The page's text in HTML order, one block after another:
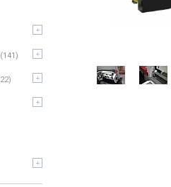
141
22